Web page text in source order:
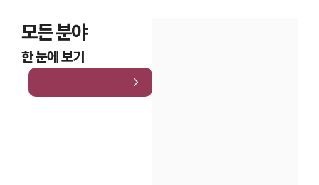
모든 분야
한 눈에 보기